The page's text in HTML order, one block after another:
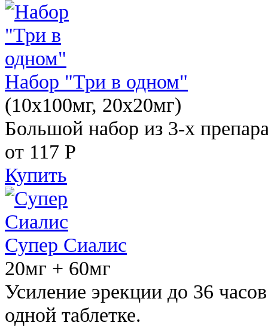
Набор "Три в одном"
(10x100мг, 20x20мг)
Большой набор из 3-х
от 117 Р
Купить
Супер Сиалис
20мг + 60мг
Усиление эрекции до 36
одной таблетке.